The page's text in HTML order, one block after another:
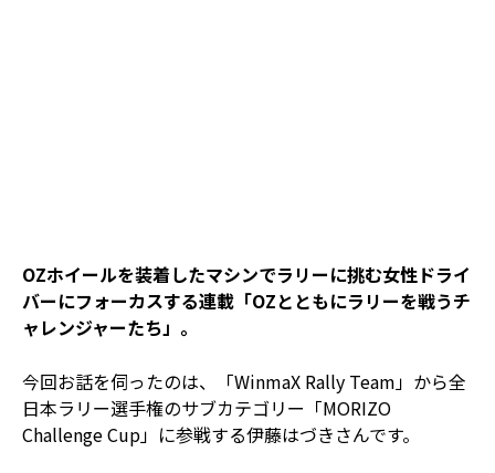
OZホイールを装着したマシンでラリーに挑む女性ドライ
バーにフォーカスする連載「OZとともにラリーを戦うチ
ャレンジャーたち」。
今回お話を伺ったのは、「WinmaX Rally Team」から全
日本ラリー選手権のサブカテゴリー「MORIZO
Challenge Cup」に参戦する伊藤はづきさんです。